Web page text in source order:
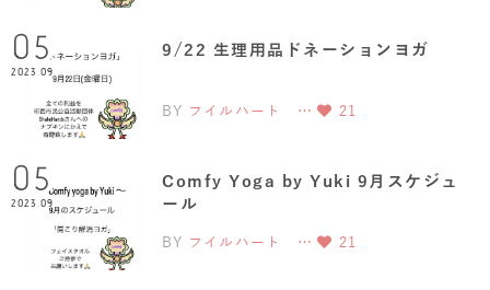
05
2023.09
9/22 生理用品ドネーションヨガ
BY フイルハート … 21
05
2023.09
Comfy Yoga by Yuki 9月スケジュ
ール
BY フイルハート … 21